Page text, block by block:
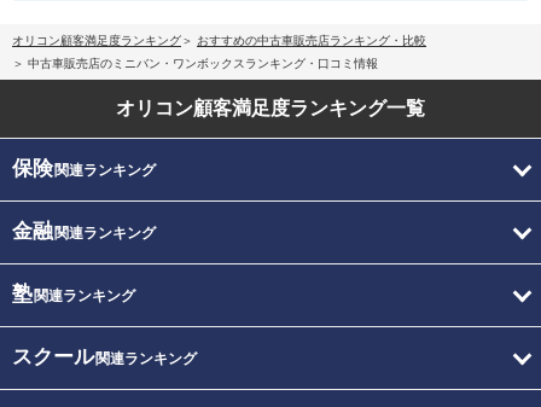
オリコン顧客満足度ランキング
おすすめの中古車販売店ランキング・比較
中古車販売店のミニバン・ワンボックスランキング・口コミ情報
オリコン顧客満足度ランキング一覧
保険関連ランキング
金融関連ランキング
塾関連ランキング
スクール関連ランキング